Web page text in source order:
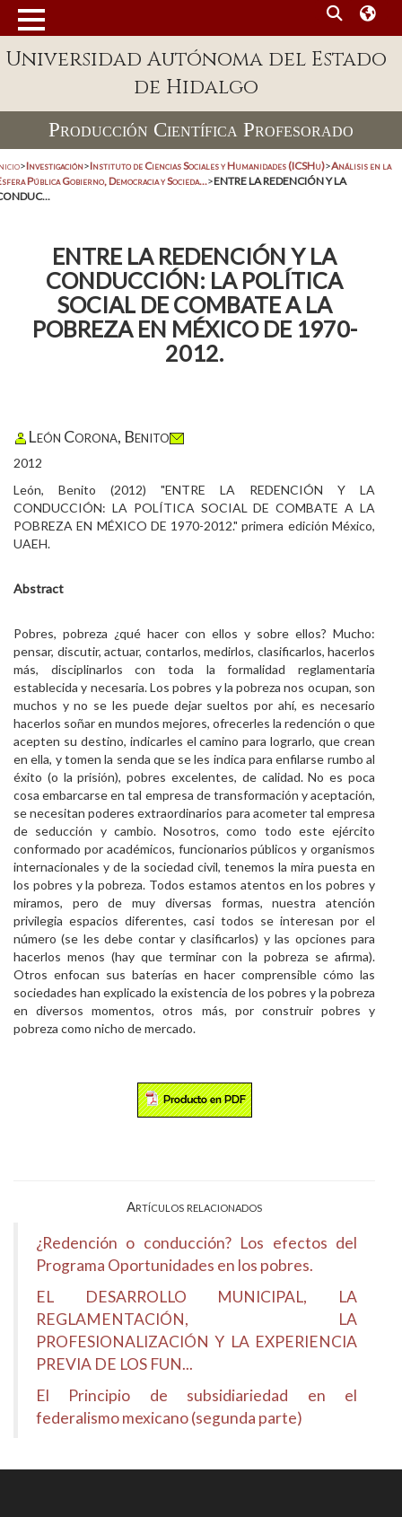
Universidad Autónoma del Estado
de Hidalgo
Producción Científica Profesorado
>Investigación>Instituto de Ciencias Sociales y Humanidades (ICSHu)>Análisis en la
Pública Gobierno, Democracia y Socieda...>ENTRE LA REDENCIÓN Y LA
ENTRE LA REDENCIÓN Y LA
CONDUCCIÓN: LA POLÍTICA
SOCIAL DE COMBATE A LA
POBREZA EN MÉXICO DE 1970-
2012.
León Corona, Benito
2012
León, Benito (2012) "ENTRE LA REDENCIÓN Y LA
CONDUCCIÓN: LA POLÍTICA SOCIAL DE COMBATE A LA
POBREZA EN MÉXICO DE 1970-2012." primera edición México,
UAEH.
Abstract
Pobres, pobreza ¿qué hacer con ellos y sobre ellos? Mucho:
pensar, discutir, actuar, contarlos, medirlos, clasificarlos, hacerlos
más, disciplinarlos con toda la formalidad reglamentaria
establecida y necesaria. Los pobres y la pobreza nos ocupan, son
muchos y no se les puede dejar sueltos por ahí, es necesario
hacerlos soñar en mundos mejores, ofrecerles la redención o que
acepten su destino, indicarles el camino para lograrlo, que crean
en ella, y tomen la senda que se les indica para enfilarse rumbo al
éxito (o la prisión), pobres excelentes, de calidad. No es poca
cosa embarcarse en tal empresa de transformación y aceptación,
se necesitan poderes extraordinarios para acometer tal empresa
de seducción y cambio. Nosotros, como todo este ejército
conformado por académicos, funcionarios públicos y organismos
internacionales y de la sociedad civil, tenemos la mira puesta en
los pobres y la pobreza. Todos estamos atentos en los pobres y
miramos, pero de muy diversas formas, nuestra atención
privilegia espacios diferentes, casi todos se interesan por el
número (se les debe contar y clasificarlos) y las opciones para
hacerlos menos (hay que terminar con la pobreza se afirma).
Otros enfocan sus baterías en hacer comprensible cómo las
sociedades han explicado la existencia de los pobres y la pobreza
en diversos momentos, otros más, por construir pobres y
pobreza como nicho de mercado.
Artículos relacionados
¿Redención o conducción? Los efectos del
Programa Oportunidades en los pobres.
EL DESARROLLO MUNICIPAL, LA
REGLAMENTACIÓN, LA
PROFESIONALIZACIÓN Y LA EXPERIENCIA
PREVIA DE LOS FUN...
El Principio de subsidiariedad en el
federalismo mexicano (segunda parte)